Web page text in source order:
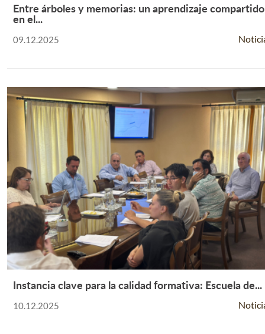
Leer Más +
Entre árboles y memorias: un aprendizaje compartido
en el...
09.12.2025
Leer Más +
Instancia clave para la calidad formativa: Escuela de...
10.12.2025